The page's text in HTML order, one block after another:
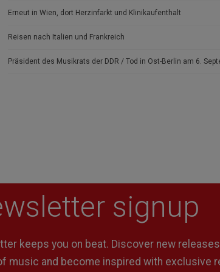
Erneut in Wien, dort Herzinfarkt und Klinikaufenthalt
Reisen nach Italien und Frankreich
Präsident des Musikrats der DDR / Tod in Ost-Berlin am 6.
signup
keeps you on beat. Discover new
music and become inspired with exclusive